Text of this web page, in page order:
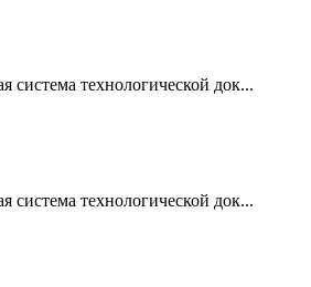
технологической док...
технологической док...